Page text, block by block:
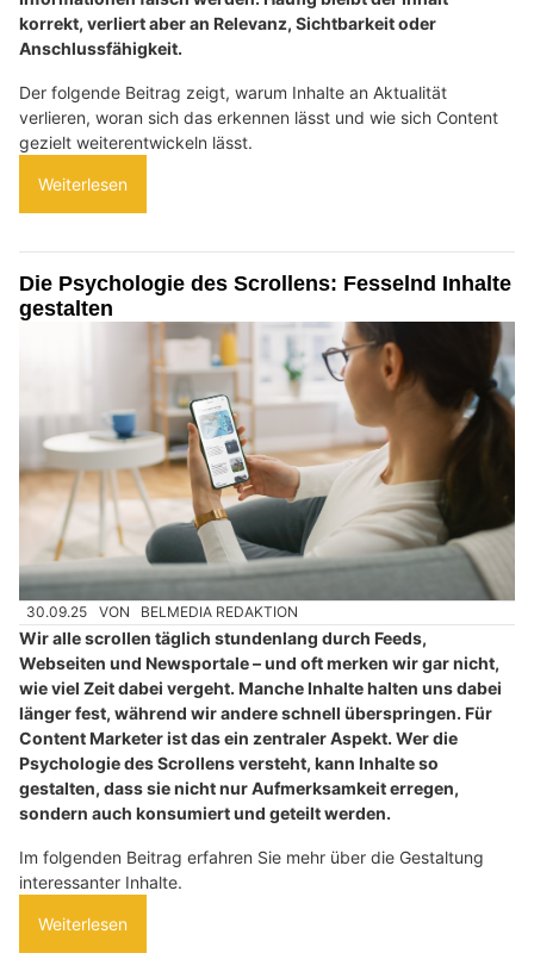
korrekt, verliert aber an Relevanz, Sichtbarkeit oder
Anschlussfähigkeit.
Der folgende Beitrag zeigt, warum Inhalte an Aktualität
verlieren, woran sich das erkennen lässt und wie sich Content
gezielt weiterentwickeln lässt.
Weiterlesen
Die Psychologie des Scrollens: Fesselnd Inhalte
gestalten
30.09.25 VON BELMEDIA REDAKTION
Wir alle scrollen täglich stundenlang durch Feeds,
Webseiten und Newsportale – und oft merken wir gar nicht,
wie viel Zeit dabei vergeht. Manche Inhalte halten uns dabei
länger fest, während wir andere schnell überspringen. Für
Content Marketer ist das ein zentraler Aspekt. Wer die
Psychologie des Scrollens versteht, kann Inhalte so
gestalten, dass sie nicht nur Aufmerksamkeit erregen,
sondern auch konsumiert und geteilt werden.
Im folgenden Beitrag erfahren Sie mehr über die Gestaltung
interessanter Inhalte.
Weiterlesen